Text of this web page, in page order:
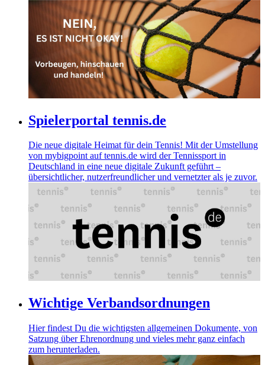
Spielerportal tennis.de
Die neue digitale Heimat für dein Tennis! Mit der Umstellung
von mybigpoint auf tennis.de wird der Tennissport in
Deutschland in eine neue digitale Zukunft geführt –
übersichtlicher, nutzerfreundlicher und vernetzter als je zuvor.
Wichtige Verbandsordnungen
Hier findest Du die wichtigsten allgemeinen Dokumente, von
Satzung über Ehrenordnung und vieles mehr ganz einfach
zum herunterladen.